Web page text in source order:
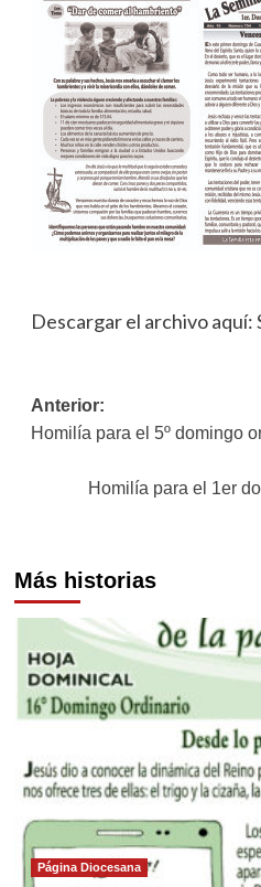
Descargar el archivo aquí:
Navegación
de
entradas
Anterior:
Homilía para el 5º domingo
Homilía para el 1er
Más historias
Página Diocesana